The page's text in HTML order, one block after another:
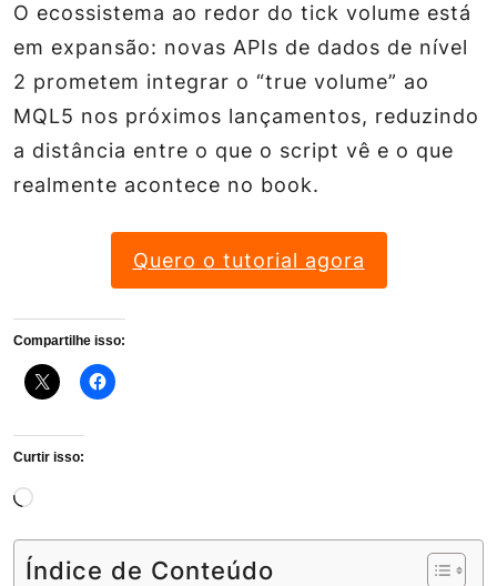
O ecossistema ao redor do tick volume está
em expansão: novas APIs de dados de nível
2 prometem integrar o “true volume” ao
MQL5 nos próximos lançamentos, reduzindo
a distância entre o que o script vê e o que
realmente acontece no book.
Quero o tutorial agora
Compartilhe isso:
Curtir isso:
Carregando...
Índice de Conteúdo